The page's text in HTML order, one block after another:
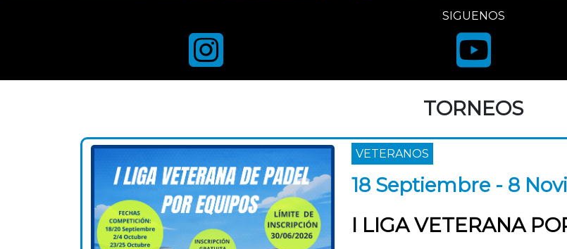
SIGUENOS
TORNEOS
VETERANOS
18 Septiembre - 8
I LIGA VETERANA